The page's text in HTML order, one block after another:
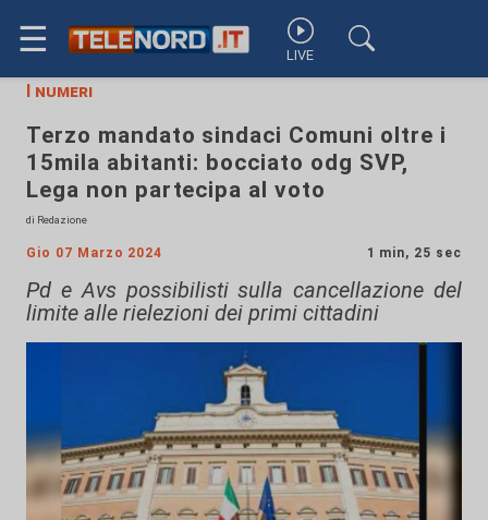
☰ LIVE
I numeri
Terzo mandato sindaci Comuni oltre i
15mila abitanti: bocciato odg SVP,
Lega non partecipa al voto
di Redazione
Gio 07 Marzo 2024 1 min, 25 sec
Pd e Avs possibilisti sulla cancellazione del
limite alle rielezioni dei primi cittadini